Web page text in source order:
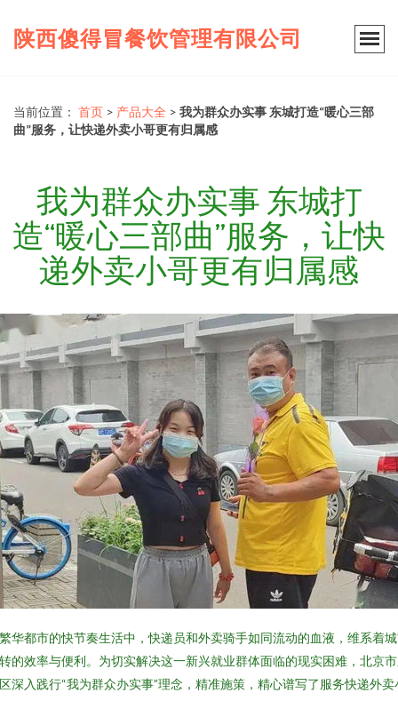
陕西傻得冒餐饮管理有限公司
当前位置： 首页 > 产品大全 > 我为群众办实事 东城打造“暖心三部
曲”服务，让快递外卖小哥更有归属感
我为群众办实事 东城打
造“暖心三部曲”服务，让快
递外卖小哥更有归属感
华都市的快节奏生活中，快递员和外卖骑手如同流动的血液，维系着
的效率与便利。为切实解决这一新兴就业群体面临的现实困难，北京
深入践行“我为群众办实事”理念，精准施策，精心谱写了服务快递外卖